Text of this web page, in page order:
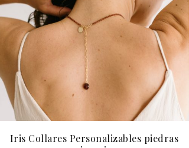
Iris Collares Personalizables piedras